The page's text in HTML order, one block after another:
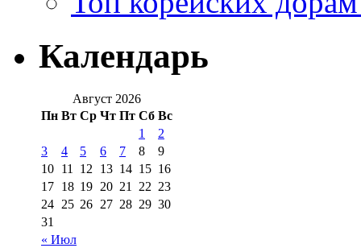
Календарь
Август 2026
Пн Вт Ср Чт Пт Сб Вс
« Июл
1
2
3
4 5 6 7 8
9
10 11 12 13 14 15 16
17 18 19 20 21 22 23
24 25 26 27 28 29 30
31